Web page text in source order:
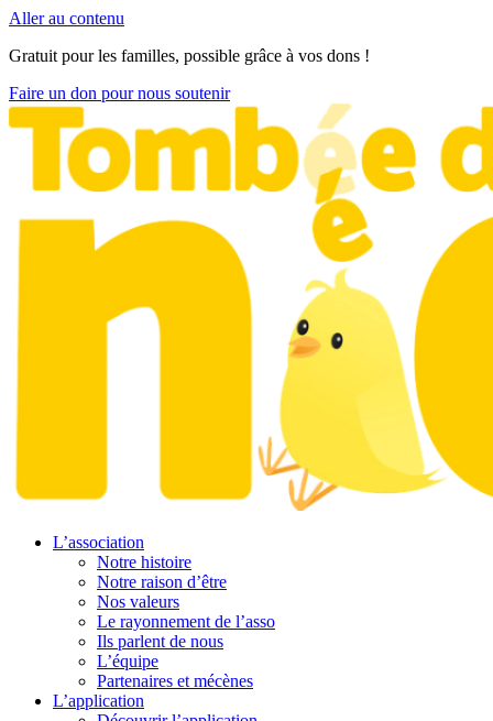
Aller au contenu
Gratuit pour les familles, possible grâce à vos dons !
Faire un don pour nous soutenir
L’association
Notre histoire
Notre raison d’être
Nos valeurs
Le rayonnement de l’asso
Ils parlent de nous
L’équipe
Partenaires et mécènes
L’application